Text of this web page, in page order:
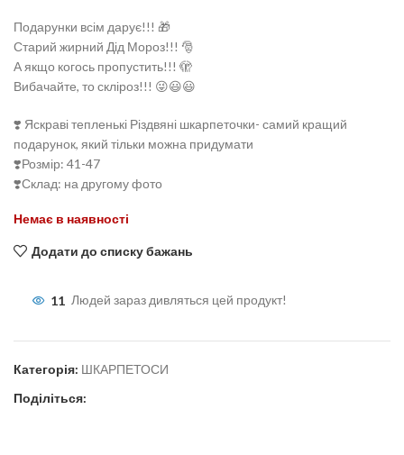
Подарунки всім дарує!!! 🎁
Старий жирний Дід Мороз!!! 🎅
А якщо когось пропустить!!! 🫣
Вибачайте, то скліроз!!! 😜😃😃
❣️ Яскраві тепленькі Різдвяні шкарпеточки- самий кращий
подарунок, який тільки можна придумати
❣️Розмір: 41-47
❣️Склад: на другому фото
Немає в наявності
Додати до списку бажань
11 Людей зараз дивляться цей продукт!
Категорія: ШКАРПЕТОСИ
Поділіться: